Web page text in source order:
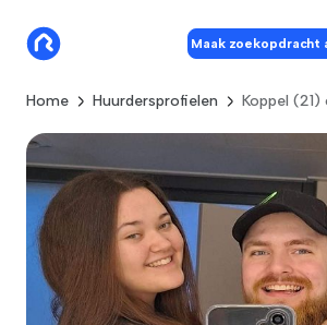
Maak zoekopdracht
Home Huurdersprofielen Koppel